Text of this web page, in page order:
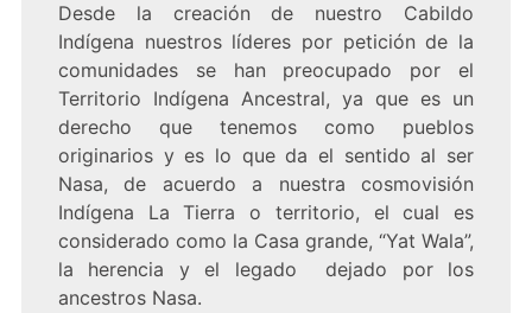
Desde la creación de nuestro Cabildo
Indígena nuestros líderes por petición de la
comunidades se han preocupado por el
Territorio Indígena Ancestral, ya que es un
derecho que tenemos como pueblos
originarios y es lo que da el sentido al ser
Nasa, de acuerdo a nuestra cosmovisión
Indígena La Tierra o territorio, el cual es
considerado como la Casa grande, “Yat Wala”,
la herencia y el legado dejado por los
ancestros Nasa.